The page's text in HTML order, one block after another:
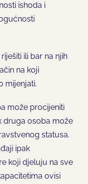
ishoda i
ili bar na njih
na koji
mijenjati.
može procijeniti
druga osoba može
statusa.
ipak
koji djeluju na sve
ovisi